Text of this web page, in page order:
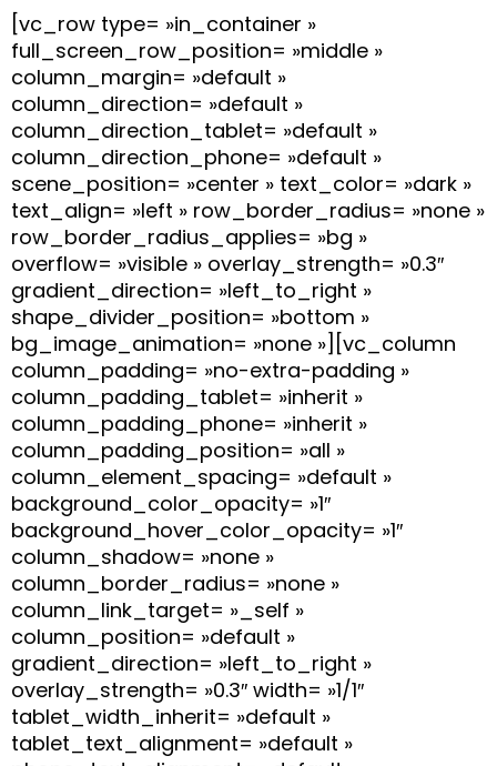
[vc_row type= »in_container »
full_screen_row_position= »middle »
column_margin= »default »
column_direction= »default »
column_direction_tablet= »default »
column_direction_phone= »default »
scene_position= »center » text_color= »dark »
text_align= »left » row_border_radius= »none »
row_border_radius_applies= »bg »
overflow= »visible » overlay_strength= »0.3″
gradient_direction= »left_to_right »
shape_divider_position= »bottom »
bg_image_animation= »none »][vc_column
column_padding= »no-extra-padding »
column_padding_tablet= »inherit »
column_padding_phone= »inherit »
column_padding_position= »all »
column_element_spacing= »default »
background_color_opacity= »1″
background_hover_color_opacity= »1″
column_shadow= »none »
column_border_radius= »none »
column_link_target= »_self »
column_position= »default »
gradient_direction= »left_to_right »
overlay_strength= »0.3″ width= »1/1″
tablet_width_inherit= »default »
tablet_text_alignment= »default »